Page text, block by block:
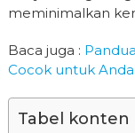
meminimalkan
Baca juga :
Cocok untuk Anda
Tabel konten